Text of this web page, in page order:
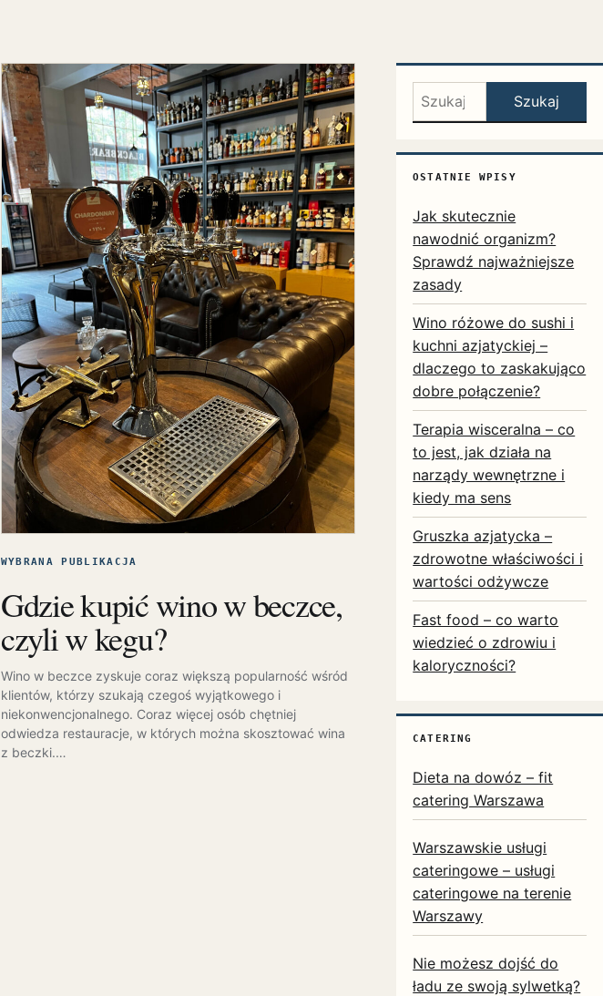
WYBRANA PUBLIKACJA
Gdzie kupić wino w beczce,
czyli w kegu?
Wino w beczce zyskuje coraz większą popularność wśród
klientów, którzy szukają czegoś wyjątkowego i
niekonwencjonalnego. Coraz więcej osób chętniej
odwiedza restauracje, w których można skosztować wina
z beczki.…
Szukaj: Szukaj
OSTATNIE WPISY
Jak skutecznie
nawodnić organizm?
Sprawdź najważniejsze
zasady
Wino różowe do sushi i
kuchni azjatyckiej –
dlaczego to zaskakująco
dobre połączenie?
Terapia wisceralna – co
to jest, jak działa na
narządy wewnętrzne i
kiedy ma sens
Gruszka azjatycka –
zdrowotne właściwości i
wartości odżywcze
Fast food – co warto
wiedzieć o zdrowiu i
kaloryczności?
CATERING
Dieta na dowóz – fit
catering Warszawa
Warszawskie usługi
cateringowe – usługi
cateringowe na terenie
Warszawy
Nie możesz dojść do
ładu ze swoją sylwetką?